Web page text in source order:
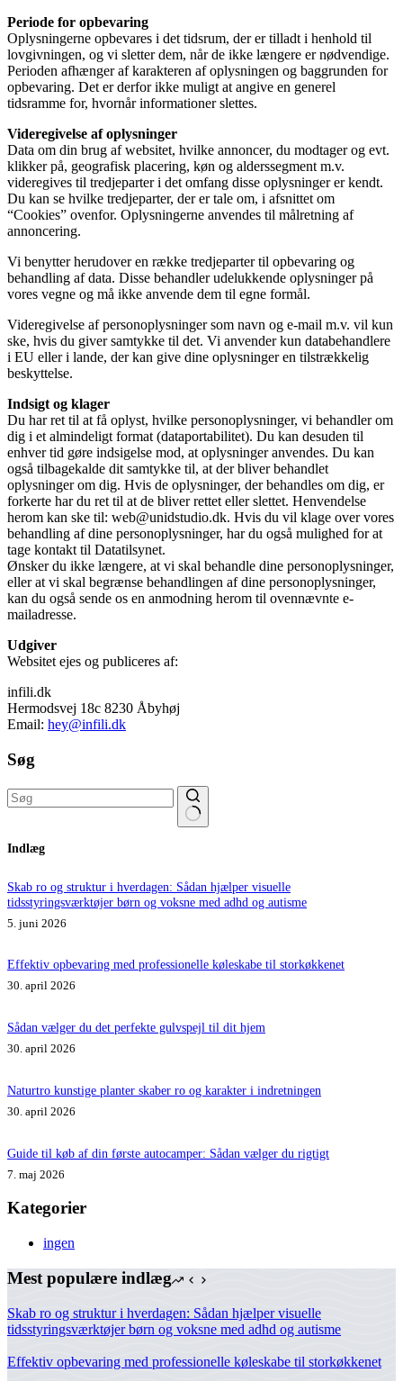
Periode for opbevaring
Oplysningerne opbevares i det tidsrum, der er tilladt i henhold til
lovgivningen, og vi sletter dem, når de ikke længere er nødvendige.
Perioden afhænger af karakteren af oplysningen og baggrunden for
opbevaring. Det er derfor ikke muligt at angive en generel
tidsramme for, hvornår informationer slettes.
Videregivelse af oplysninger
Data om din brug af websitet, hvilke annoncer, du modtager og evt.
klikker på, geografisk placering, køn og alderssegment m.v.
videregives til tredjeparter i det omfang disse oplysninger er kendt.
Du kan se hvilke tredjeparter, der er tale om, i afsnittet om
“Cookies” ovenfor. Oplysningerne anvendes til målretning af
annoncering.
Vi benytter herudover en række tredjeparter til opbevaring og
behandling af data. Disse behandler udelukkende oplysninger på
vores vegne og må ikke anvende dem til egne formål.
Videregivelse af personoplysninger som navn og e-mail m.v. vil kun
ske, hvis du giver samtykke til det. Vi anvender kun databehandlere
i EU eller i lande, der kan give dine oplysninger en tilstrækkelig
beskyttelse.
Indsigt og klager
Du har ret til at få oplyst, hvilke personoplysninger, vi behandler om
dig i et almindeligt format (dataportabilitet). Du kan desuden til
enhver tid gøre indsigelse mod, at oplysninger anvendes. Du kan
også tilbagekalde dit samtykke til, at der bliver behandlet
oplysninger om dig. Hvis de oplysninger, der behandles om dig, er
forkerte har du ret til at de bliver rettet eller slettet. Henvendelse
herom kan ske til: web@unidstudio.dk. Hvis du vil klage over vores
behandling af dine personoplysninger, har du også mulighed for at
tage kontakt til Datatilsynet.
Ønsker du ikke længere, at vi skal behandle dine personoplysninger,
eller at vi skal begrænse behandlingen af dine personoplysninger,
kan du også sende os en anmodning herom til ovennævnte e-
mailadresse.
Udgiver
Websitet ejes og publiceres af:
infili.dk
Hermodsvej 18c 8230 Åbyhøj
Email: hey@infili.dk
Søg
resultater
Indlæg
Skab ro og struktur i hverdagen: Sådan hjælper visuelle
tidsstyringsværktøjer børn og voksne med adhd og autisme
5. juni 2026
Effektiv opbevaring med professionelle køleskabe til storkøkkenet
30. april 2026
Sådan vælger du det perfekte gulvspejl til dit hjem
30. april 2026
Naturtro kunstige planter skaber ro og karakter i indretningen
30. april 2026
Guide til køb af din første autocamper: Sådan vælger du rigtigt
7. maj 2026
Kategorier
ingen
Mest populære indlæg
Skab ro og struktur i hverdagen: Sådan hjælper visuelle
tidsstyringsværktøjer børn og voksne med adhd og autisme
Effektiv opbevaring med professionelle køleskabe til storkøkkenet